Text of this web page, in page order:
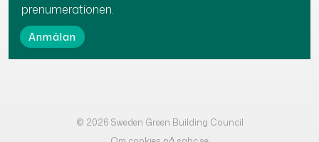
prenumerationen.
© 2026 Sweden Green Building Council